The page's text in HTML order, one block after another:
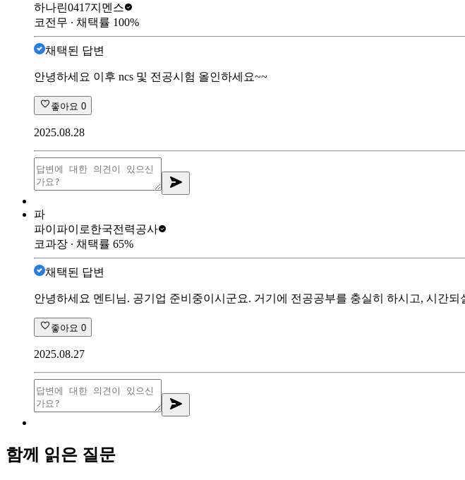
하나린0417지멘스
코전무 ∙ 채택률 100%
채택된 답변
안녕하세요 이후 ncs 및 전공시험 올인하세요~~
좋아요 0
2025.08.28
파
파이파이로한국전력공사
코과장 ∙ 채택률 65%
채택된 답변
안녕하세요 멘티님. 공기업 준비중이시군요. 거기에 전공공부를 충실히 하시고, 시간
좋아요 0
2025.08.27
함께 읽은 질문